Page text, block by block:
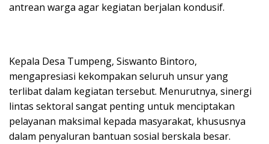
antrean warga agar kegiatan berjalan kondusif.
Kepala Desa Tumpeng, Siswanto Bintoro,
mengapresiasi kekompakan seluruh unsur yang
terlibat dalam kegiatan tersebut. Menurutnya, sinergi
lintas sektoral sangat penting untuk menciptakan
pelayanan maksimal kepada masyarakat, khususnya
dalam penyaluran bantuan sosial berskala besar.